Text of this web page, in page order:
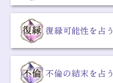
復縁可能性を占う
不倫の結末を占う